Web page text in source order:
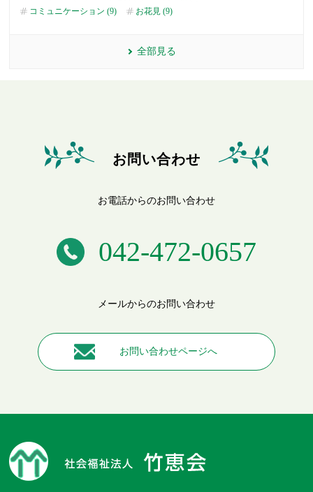
コミュニケーション (9)
お花見 (9)
全部見る
お問い合わせ
お電話からのお問い合わせ
042-472-0657
メールからのお問い合わせ
お問い合わせページへ